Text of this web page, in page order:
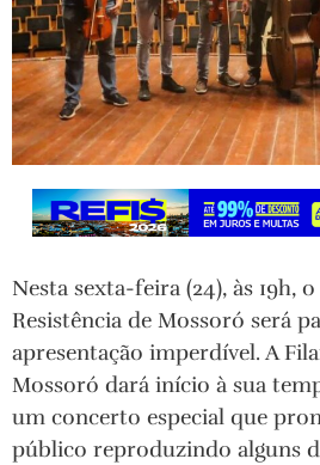
Nesta sexta-feira (24), às 19h,
Resistência de Mossoró será
apresentação imperdível. A
Mossoró dará início à sua
um concerto especial que
público reproduzindo alguns